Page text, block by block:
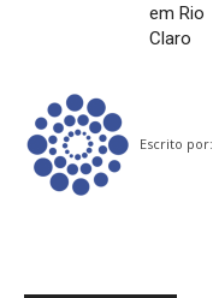
em Rio
Claro
Escrito por: